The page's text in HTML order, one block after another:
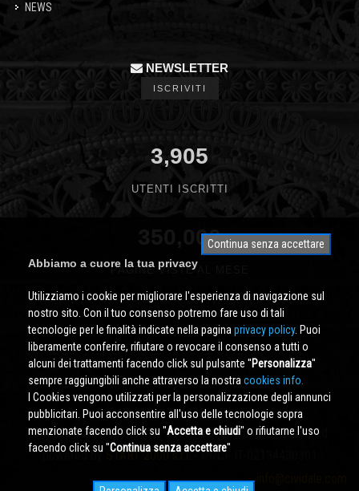
NEWS
NEWSLETTER
ISCRIVITI
3,905
UTENTI ISCRITTI
350,000
PAGINE VISTE AL MESE
Cividale.COMCopyright © 2000 - 2026 All Rights Reserved
powered by START 2000 s.r.l.- PI/CF IT-02134430301
Continua senza accettare
Abbiamo a cuore la tua privacy
Utilizziamo i cookie per migliorare l'esperienza di navigazione sul
nostro sito. Con il tuo consenso potremo fare uso di tali
tecnologie per le finalità indicate nella pagina privacy policy. Puoi
liberamente conferire, rifiutare o revocare il consenso a tutti o
alcuni dei trattamenti facendo click sul pulsante ''Personalizza''
sempre raggiungibili anche attraverso la nostra cookies info.
I Cookies vengono utilizzati per la personalizzazione degli annunci
pubblicitari. Puoi acconsentire all'uso delle tecnologie sopra
menzionate facendo click su ''Accetta e chiudi'' o rifiutarne l'uso
facendo click su ''Continua senza accettare''